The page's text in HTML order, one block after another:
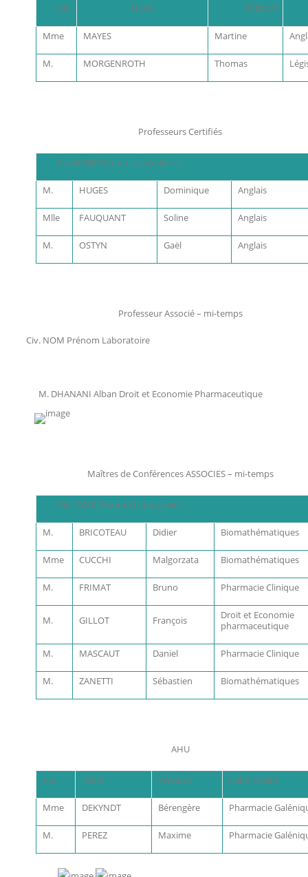
Civ. NOM Prénom
Mme MAYES Martine
M. MORGENROTH Thomas
Professeurs Certifiés
Civ. NOM Prénom Laboratoire
M. HUGES Dominique Anglais
Mlle FAUQUANT Soline Anglais
M. OSTYN Gaël Anglais
Professeur Associé – mi-temps
Civ. NOM Prénom Laboratoire
M. DHANANI Alban Droit et Economie Pharmaceutique
Maîtres de Conférences ASSOCIES – mi-temps
Civ. NOM Prénom Laboratoire
M. BRICOTEAU Didier Biomathématiques
Mme CUCCHI Malgorzata Biomathématiques
M. FRIMAT Bruno Pharmacie Clinique
M. GILLOT François
Droit et Economie
pharmaceutique
M. MASCAUT Daniel Pharmacie Clinique
M. ZANETTI Sébastien Biomathématiques
AHU
Civ. NOM Prénom Laboratoire
Mme DEKYNDT Bérengère Pharmacie
M. PEREZ Maxime Pharmacie